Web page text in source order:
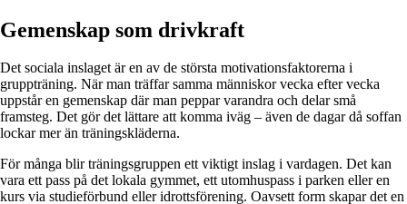
Gemenskap som drivkraft
Det sociala inslaget är en av de största motivationsfaktorerna i
gruppträning. När man träffar samma människor vecka efter vecka
uppstår en gemenskap där man peppar varandra och delar små
framsteg. Det gör det lättare att komma iväg – även de dagar då soffan
lockar mer än träningskläderna.
För många blir träningsgruppen ett viktigt inslag i vardagen. Det kan
vara ett pass på det lokala gymmet, ett utomhuspass i parken eller en
kurs via studieförbund eller idrottsförening. Oavsett form skapar det en